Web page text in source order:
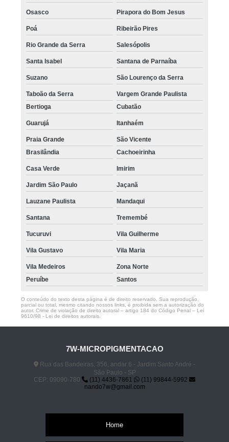
Osasco Pirapora do Bom Jesus
Poá Ribeirão Pires
Rio Grande da Serra Salesópolis
Santa Isabel Santana de Parnaíba
Suzano São Lourenço da Serra
Taboão da Serra
Vargem Grande Paulista
Bertioga
Cubatão
Guarujá Itanhaém
Praia Grande
São Vicente
Brasilândia
Cachoeirinha
Casa Verde Imirim
Jardim São Paulo Jaçanã
Lauzane Paulista Mandaqui
Santana Tremembé
Tucuruvi Vila Guilherme
Vila Gustavo Vila Maria
Vila Medeiros
Zona Norte
Peruíbe
Santos
O conteúdo do texto desta página é de direito reservado. Sua reprodução,
parcial ou total, mesmo citando nossos links, é proibida sem a autorização do
autor. Crime de violação de direito autoral – artigo 184 do Código Penal – Lei
9610/98 - Lei de direitos autorais
7W-MICROPIGMENTACAO
Rua das Bandeiras, 356, andar 6 - Jardim Santo André -
São Paulo - SP
CEP: 09090-780
(11) 4436-7861
(11) 99844-5992
nando7w@gmail.com
Home